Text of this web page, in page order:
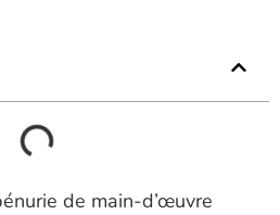
de main-d’œuvre